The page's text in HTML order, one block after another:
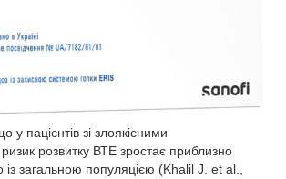
у пацієнтів зі злоякісними
розвитку ВТЕ зростає приблизно
із загальною популяцією (Khalil J. et al.,